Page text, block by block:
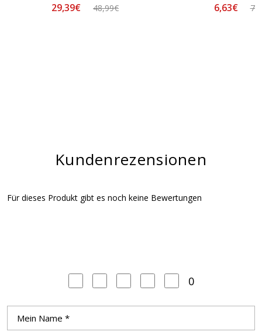
29,39€ 48,99€ 6,63€
Kundenrezensionen
Für dieses Produkt gibt es noch keine Bewertungen
0